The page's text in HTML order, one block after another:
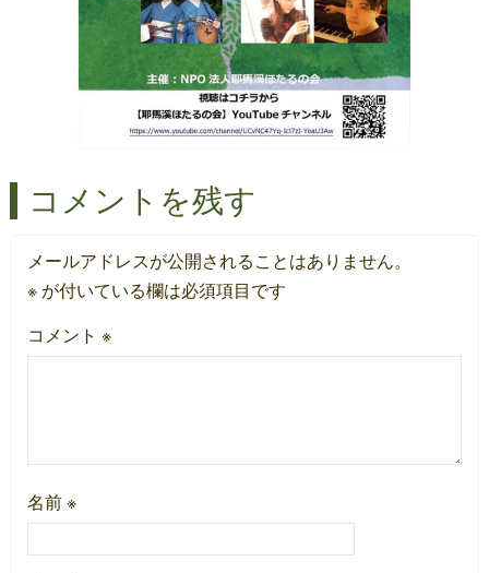
コメントを残す
メールアドレスが公開されることはありません。
※が付いている欄は必須項目です
コメント ※
名前 ※